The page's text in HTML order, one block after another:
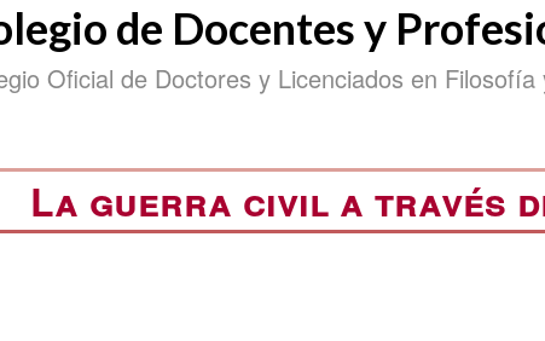
de Docentes y
Oficial de Doctores y Licenciados en
La guerra civil a través